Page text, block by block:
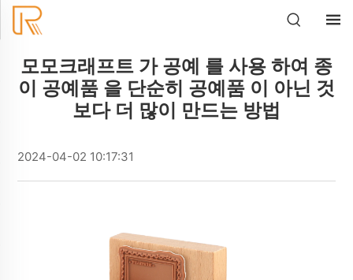
모모크래프트 가 공예 를 사용 하여 종
이 공예품 을 단순히 공예품 이 아닌 것
보다 더 많이 만드는 방법
2024-04-02 10:17:31